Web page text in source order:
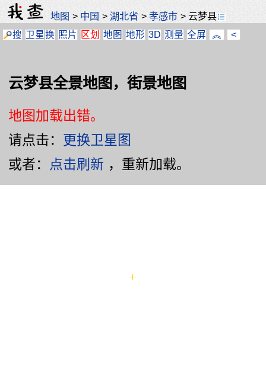
地图 > 中国 >湖北省 >孝感市 >云梦县
搜 卫星换 照片 区划 地图 地形 3D 测量 全屏 ︽ <
云梦县全景地图，街景地图
地图加载出错。
请点击： 更换卫星图
或者： 点击刷新 ，重新加载。